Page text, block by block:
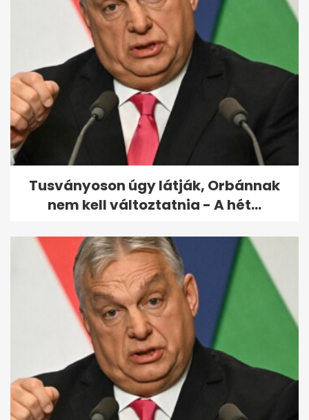
"Tényleg arra vártál, hogy
bejön?" - Vadon Jani nélkül
indult a...
Tusványoson úgy látják, Orbánnak
nem kell változtatnia - A hét...